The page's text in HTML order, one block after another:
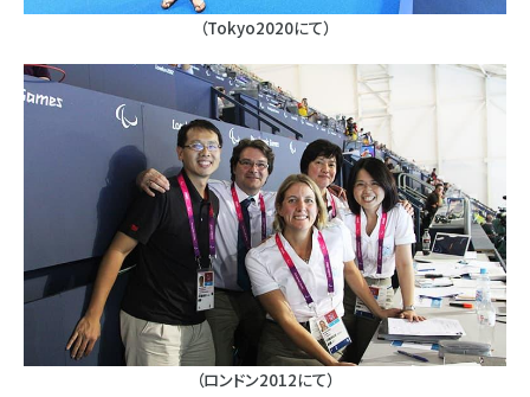
（Tokyo2020にて）
（ロンドン2012にて）